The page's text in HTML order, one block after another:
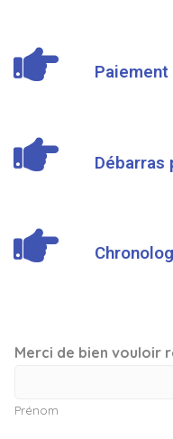
Débarras
Merci de bien vouloir
Prénom